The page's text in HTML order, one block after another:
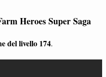
Heroes Super Saga
del livello 174.